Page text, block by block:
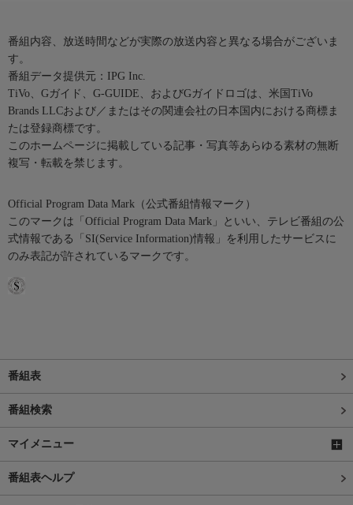
番組内容、放送時間などが実際の放送内容と異なる場合がございま
す。
番組データ提供元：IPG Inc.
TiVo、Gガイド、G-GUIDE、およびGガイドロゴは、米国TiVo
Brands LLCおよび／またはその関連会社の日本国内における商標ま
たは登録商標です。
このホームページに掲載している記事・写真等あらゆる素材の無断
複写・転載を禁じます。
Official Program Data Mark（公式番組情報マーク）
このマークは「Official Program Data Mark」といい、テレビ番組の公
式情報である「SI(Service Information)情報」を利用したサービスに
のみ表記が許されているマークです。
番組表
番組検索
マイメニュー
番組表ヘルプ